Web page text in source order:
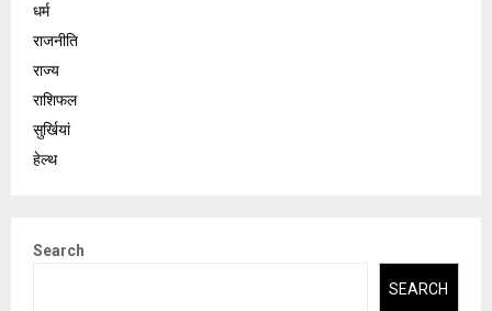
धर्म
राजनीति
राज्य
राशिफल
सुर्खियां
हेल्थ
Search
SEARCH